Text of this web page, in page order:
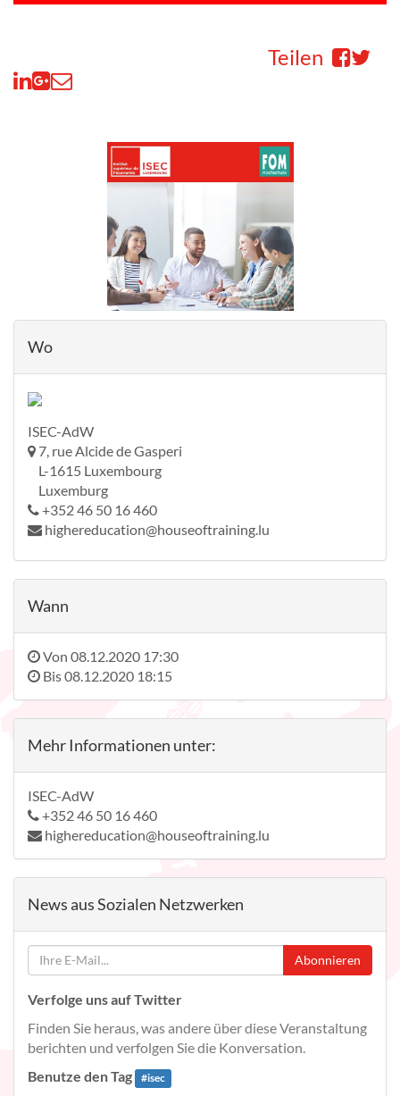
Teilen
Wo
ISEC-AdW
7, rue Alcide de Gasperi
L-1615 Luxembourg
Luxemburg
+352 46 50 16 460
highereducation@houseoftraining.lu
Wann
Von 08.12.2020 17:30
Bis08.12.2020 18:15
Mehr Informationen unter:
ISEC-AdW
+352 46 50 16 460
highereducation@houseoftraining.lu
News aus Sozialen Netzwerken
Abonnieren
Verfolge uns auf Twitter
Finden Sie heraus, was andere über diese Veranstaltung
berichten und verfolgen Sie die Konversation.
Benutze den Tag
#isec